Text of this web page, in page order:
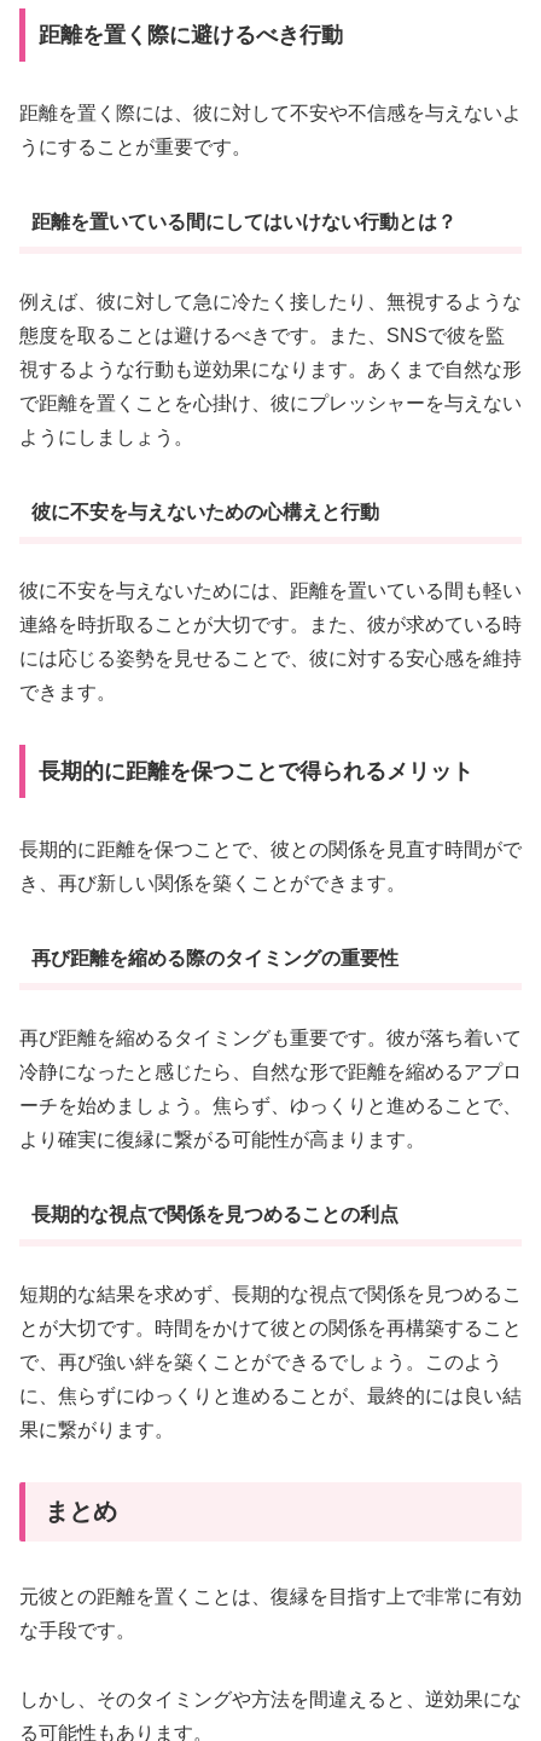
距離を置く際に避けるべき行動
距離を置く際には、彼に対して不安や不信感を与えないよ
うにすることが重要です。
距離を置いている間にしてはいけない行動とは？
例えば、彼に対して急に冷たく接したり、無視するような
態度を取ることは避けるべきです。また、SNSで彼を監
視するような行動も逆効果になります。あくまで自然な形
で距離を置くことを心掛け、彼にプレッシャーを与えない
ようにしましょう。
彼に不安を与えないための心構えと行動
彼に不安を与えないためには、距離を置いている間も軽い
連絡を時折取ることが大切です。また、彼が求めている時
には応じる姿勢を見せることで、彼に対する安心感を維持
できます。
長期的に距離を保つことで得られるメリット
長期的に距離を保つことで、彼との関係を見直す時間がで
き、再び新しい関係を築くことができます。
再び距離を縮める際のタイミングの重要性
再び距離を縮めるタイミングも重要です。彼が落ち着いて
冷静になったと感じたら、自然な形で距離を縮めるアプロ
ーチを始めましょう。焦らず、ゆっくりと進めることで、
より確実に復縁に繋がる可能性が高まります。
長期的な視点で関係を見つめることの利点
短期的な結果を求めず、長期的な視点で関係を見つめるこ
とが大切です。時間をかけて彼との関係を再構築すること
で、再び強い絆を築くことができるでしょう。このよう
に、焦らずにゆっくりと進めることが、最終的には良い結
果に繋がります。
まとめ
元彼との距離を置くことは、復縁を目指す上で非常に有効
な手段です。
しかし、そのタイミングや方法を間違えると、逆効果にな
る可能性もあります。